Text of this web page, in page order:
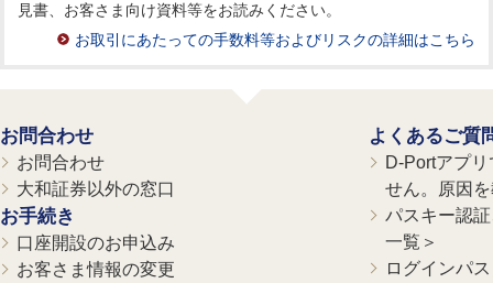
見書、お客さま向け資料等をお読みください。
お取引にあたっての手数料等およびリスクの詳細はこちら
お問合わせ
お問合わせ
大和証券以外の窓口
お手続き
口座開設のお申込み
お客さま情報の変更
よくあるご質
D-Portアプ
せん。原因
パスキー認
一覧＞
ログインパ